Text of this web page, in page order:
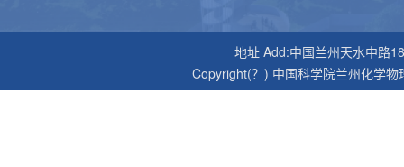
地址 Add:中国兰州天水中路
Copyright(？) 中国科学院兰州化学